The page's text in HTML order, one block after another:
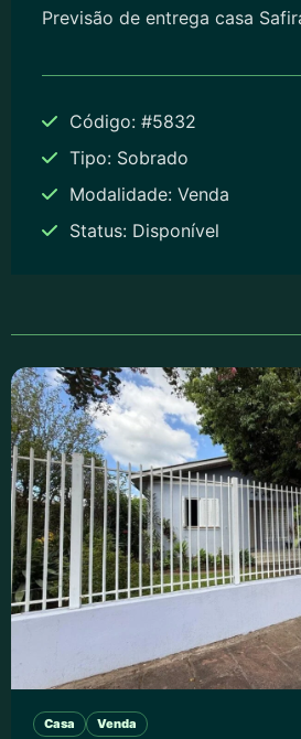
Previsão de entrega casa
Código: #5832
Tipo: Sobrado
Modalidade: Venda
Status: Disponível
Casa Venda